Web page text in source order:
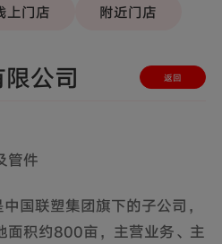
上门店 附近门店
公司 返回
管件
国联塑集团旗下的子公司，
积约800亩，主营业务、主